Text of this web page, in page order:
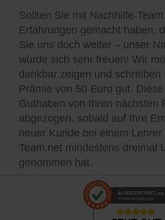
Sollten Sie mit Nachhilfe-
Erfahrungen gemacht haben,
Sie uns doch weiter – unser
würde sich sehr freuen! Wir
dankbar zeigen und schreiben
Prämie von 50 Euro gut.
Guthaben von Ihren nächsten
abgezogen, sobald auf Ihre
neuer Kunde bei einem
Team.net mindestens dreimal
genommen hat.
AUSGEZEICHNET .org
Kundenbewertungen